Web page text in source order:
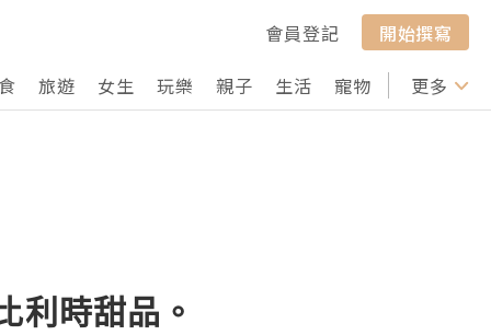
會員登記
開始撰寫
旅遊 女生 玩樂 親子 生活 寵物 行山 打卡
更多
利時甜品。